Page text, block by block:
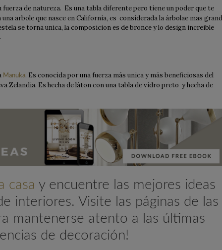
de natureza. Es una tabla diferente pero tiene un poder que te
arbole que nasce en California, es considerada la árbolae mas
se torna unica, la composicion es de bronce y lo design increible
Manuka. Es conocida por una fuerza más unica y más beneficiosas del
Zelandia. Es hecha de láton con una tabla de vidro preto y hecha de
casa y encuentre las mejores ideas
interiores. Visite las páginas de las
mantenerse atento a las últimas
de decoración!